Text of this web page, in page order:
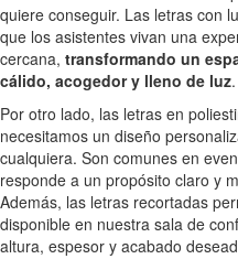
quiere conseguir. Las letras con
que los asistentes vivan una
cercana, transformando un
cálido, acogedor y lleno de luz.
Por otro lado, las letras en
necesitamos un diseño
cualquiera. Son comunes en
responde a un propósito claro y
Además, las letras recortadas
disponible en nuestra sala de
altura, espesor y acabado